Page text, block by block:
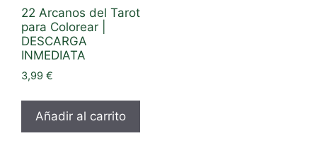
22 Arcanos del Tarot
para Colorear |
DESCARGA
INMEDIATA
3,99 €
Añadir al carrito